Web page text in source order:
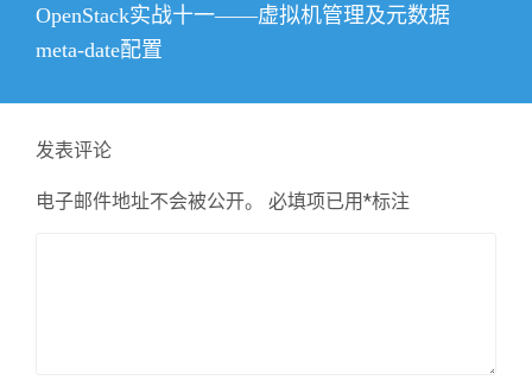
下
篇
章：
OpenStack实战十一——虚拟机管理及元数据
meta-date配置
发表评论
电子邮件地址不会被公开。 必填项已用*标注